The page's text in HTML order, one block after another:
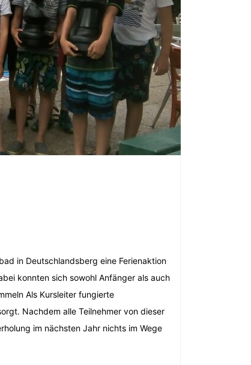
in Deutschlandsberg eine Ferienaktion
konnten sich sowohl Anfänger als auch
Als Kursleiter fungierte
Nachdem alle Teilnehmer von dieser
im nächsten Jahr nichts im Wege